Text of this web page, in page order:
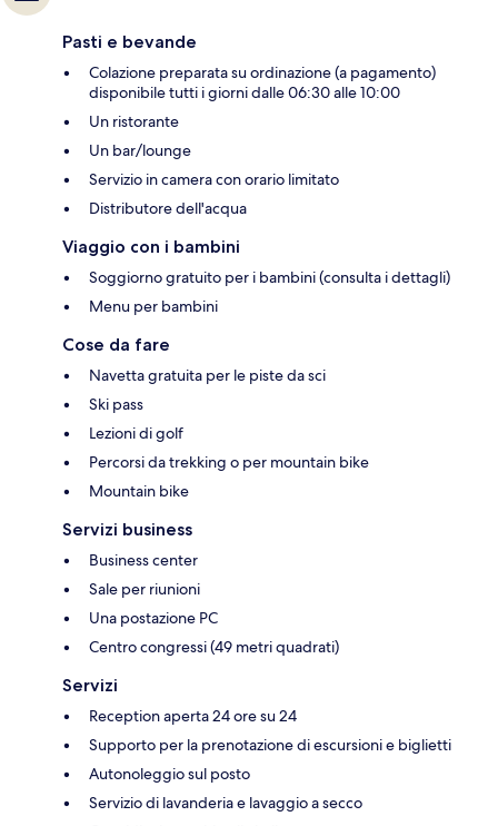
Pasti e bevande
Colazione preparata su ordinazione (a pagamento)
disponibile tutti i giorni dalle 06:30 alle 10:00
Un ristorante
Un bar/lounge
Servizio in camera con orario limitato
Distributore dell'acqua
Viaggio con i bambini
Soggiorno gratuito per i bambini (consulta i dettagli)
Menu per bambini
Cose da fare
Navetta gratuita per le piste da sci
Ski pass
Lezioni di golf
Percorsi da trekking o per mountain bike
Mountain bike
Servizi business
Business center
Sale per riunioni
Una postazione PC
Centro congressi (49 metri quadrati)
Servizi
Reception aperta 24 ore su 24
Supporto per la prenotazione di escursioni e biglietti
Autonoleggio sul posto
Servizio di lavanderia e lavaggio a secco